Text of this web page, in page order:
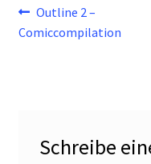
Vorheriger
Beitrag:
Outline 2 –
Comiccompilation
Schreibe